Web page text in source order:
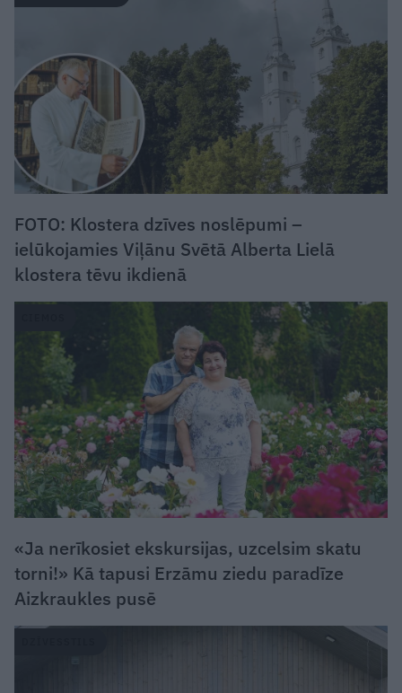
FOTO: Klostera dzīves noslēpumi –
ielūkojamies Viļānu Svētā Alberta Lielā
klostera tēvu ikdienā
«Ja nerīkosiet ekskursijas, uzcelsim skatu
torni!» Kā tapusi Erzāmu ziedu paradīze
Aizkraukles pusē